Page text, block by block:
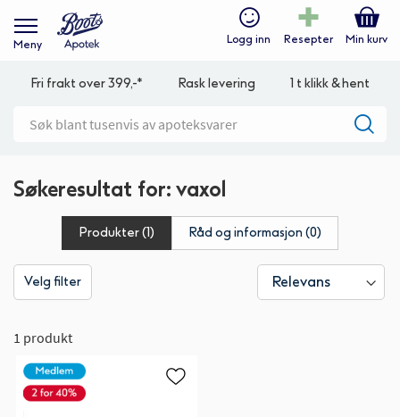
Meny Logg inn Resepter Min kurv
Fri frakt over 399,-* Rask levering 1 t klikk & hent
Søkeresultat for: vaxol
Produkter (1) Råd og informasjon (0)
Velg filter
1 produkt